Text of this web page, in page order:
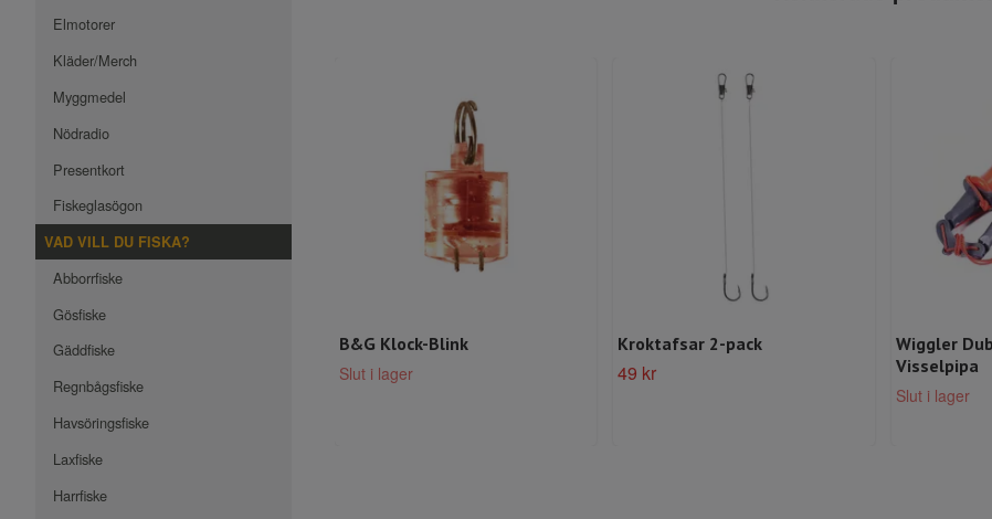
Elmotorer
Kläder/Merch
Myggmedel
Nödradio
Presentkort
Fiskeglasögon
VAD VILL DU FISKA?
Abborrfiske
Gösfiske
Gäddfiske
Regnbågsfiske
Havsöringsfiske
Laxfiske
Harrfiske
B&G Klock-Blink
Slut i lager
Kroktafsar 2-pack
49 kr
Wiggler
Visselpipa
Slut i lager